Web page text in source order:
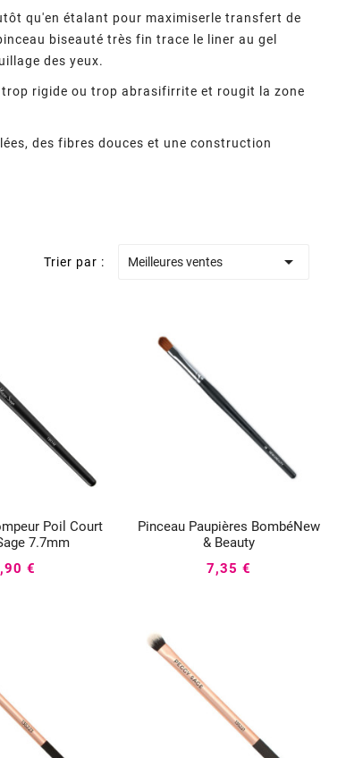
qu'en étalant pour maximiserle transfert de
biseauté très fin trace le liner au gel
des yeux.
trop rigide ou trop abrasifirrite et rougit la zone
des fibres douces et une construction
Trier par : Meilleures ventes 
Poil Court
7.7mm
 
€
Pinceau Paupières BombéNew
& Beauty

7,35 €